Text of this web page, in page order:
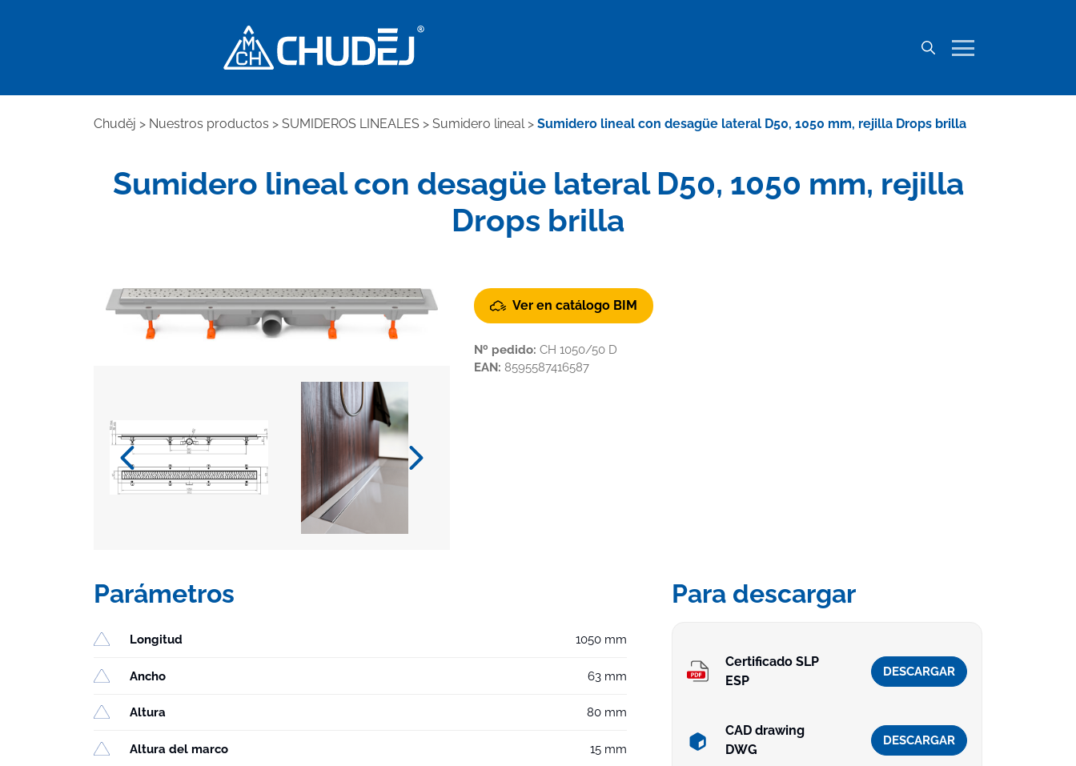
Chuděj > Nuestros productos > SUMIDEROS LINEALES > Sumidero lineal> Sumidero lineal con desagüe lateral D50, 1050 mm, rejilla Drops brilla
Sumidero lineal con desagüe lateral D50, 1050 mm, rejilla
Drops brilla
Ver en catálogo BIM
Nº pedido: CH 1050/50 D
EAN: 8595587416587
Parámetros
Longitud 1050 mm
Ancho 63 mm
Altura 80 mm
Altura del marco 15 mm
Para descargar
Certificado SLP
ESP
DESCARGAR
CAD drawing
DWG
DESCARGAR